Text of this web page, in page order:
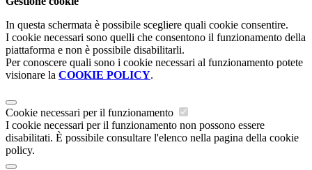
In questa schermata è possibile scegliere quali cookie consentire.
I cookie necessari sono quelli che consentono il funzionamento della
piattaforma e non è possibile disabilitarli.
Per conoscere quali sono i cookie necessari al funzionamento potete
visionare la COOKIE POLICY.
Cookie necessari per il funzionamento
I cookie necessari per il funzionamento non possono essere
disabilitati. È possibile consultare l'elenco nella pagina della cookie
policy.